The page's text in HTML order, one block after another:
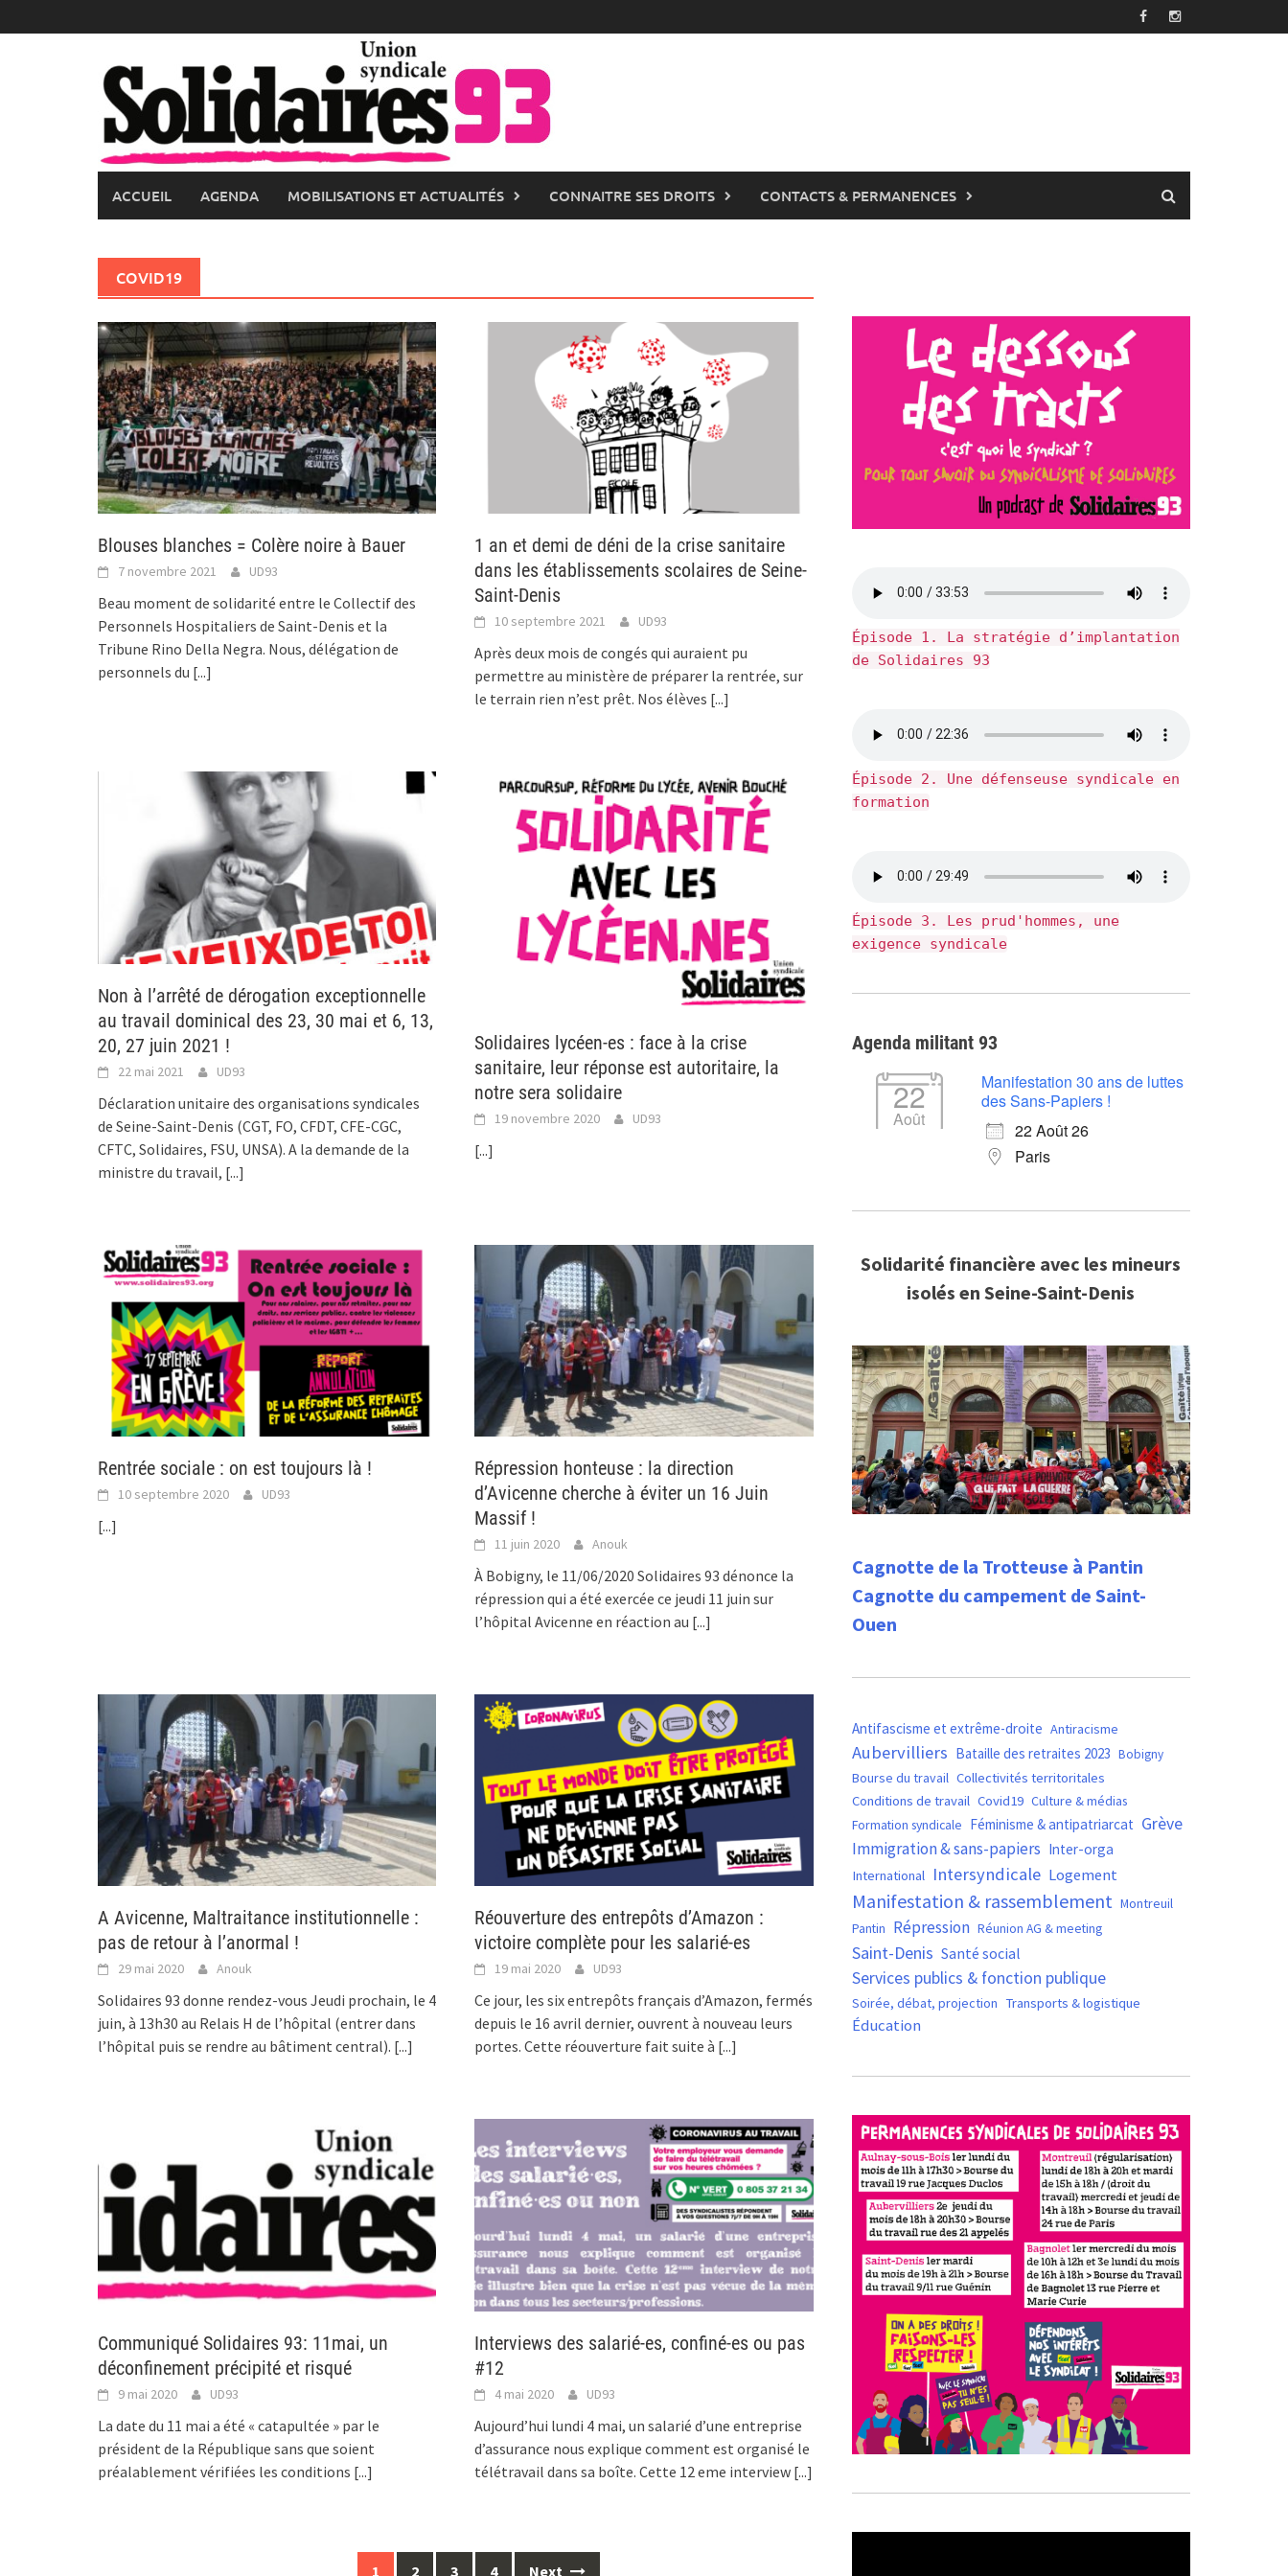
to
ACCUEIL AGENDA MOBILISATIONS ET ACTUALITÉS CONNAITRE SES DROITS CONTACTS & PERMANENCES
COVID19
Blouses blanches = Colère noire à Bauer
7 novembre 2021 UD93
Beau moment de solidarité entre le Collectif des
Personnels Hospitaliers de Saint-Denis et la
Tribune Rino Della Negra. Nous, délégation de
personnels du [...]
1 an et demi de déni de la crise sanitaire
dans les établissements scolaires de Seine-
Saint-Denis
10 septembre 2021 UD93
Après deux mois de congés qui auraient pu
permettre au ministère de préparer la rentrée, sur
le terrain rien n’est prêt. Nos élèves [...]
Non à l’arrêté de dérogation exceptionnelle
au travail dominical des 23, 30 mai et 6, 13,
20, 27 juin 2021 !
22 mai 2021 UD93
Déclaration unitaire des organisations syndicales
de Seine-Saint-Denis (CGT, FO, CFDT, CFE-CGC,
CFTC, Solidaires, FSU, UNSA). A la demande de la
ministre du travail, [...]
Solidaires lycéen-es : face à la crise
sanitaire, leur réponse est autoritaire, la
notre sera solidaire
19 novembre 2020 UD93
[...]
Rentrée sociale : on est toujours là !
10 septembre 2020 UD93
[...]
Répression honteuse : la direction
d’Avicenne cherche à éviter un 16 Juin
Massif !
11 juin 2020 Anouk
À Bobigny, le 11/06/2020 Solidaires 93 dénonce la
répression qui a été exercée ce jeudi 11 juin sur
l’hôpital Avicenne en réaction au [...]
A Avicenne, Maltraitance institutionnelle :
pas de retour à l’anormal !
29 mai 2020 Anouk
Solidaires 93 donne rendez-vous Jeudi prochain, le 4
juin, à 13h30 au Relais H de l’hôpital (entrer dans
l’hôpital puis se rendre au bâtiment central). [...]
Réouverture des entrepôts d’Amazon :
victoire complète pour les salarié-es
19 mai 2020 UD93
Ce jour, les six entrepôts français d’Amazon, fermés
depuis le 16 avril dernier, ouvrent à nouveau leurs
portes. Cette réouverture fait suite à [...]
Communiqué Solidaires 93: 11mai, un
déconfinement précipité et risqué
9 mai 2020 UD93
La date du 11 mai a été « catapultée » par le
président de la République sans que soient
préalablement vérifiées les conditions [...]
Interviews des salarié-es, confiné-es ou pas
#12
4 mai 2020 UD93
Aujourd’hui lundi 4 mai, un salarié d’une entreprise
d’assurance nous explique comment est organisé le
télétravail dans sa boîte. Cette 12 eme interview [...]
1 2 3 4 Next
Épisode 1. La stratégie d’implantation
de Solidaires 93
Épisode 2. Une défenseuse syndicale en
formation
Épisode 3. Les prud'hommes, une
exigence syndicale
Agenda militant 93
22
Août
Manifestation 30 ans de luttes
des Sans-Papiers !
22 Août 26
Paris
Solidarité financière avec les mineurs
isolés en Seine-Saint-Denis
Cagnotte de la Trotteuse à Pantin
Cagnotte du campement de Saint-
Ouen
Antifascisme et extrême-droite Antiracisme
Aubervilliers Bataille des retraites 2023 Bobigny
Bourse du travail Collectivités territoritales
Conditions de travail Covid19 Culture & médias
Formation syndicale Féminisme & antipatriarcat Grève
Immigration & sans-papiers Inter-orga
International Intersyndicale Logement
Manifestation & rassemblement Montreuil
Pantin Répression Réunion AG & meeting
Saint-Denis Santé social
Services publics & fonction publique
Soirée, débat, projection Transports & logistique
Éducation